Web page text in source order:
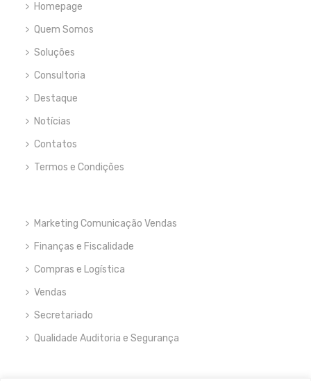
Homepage
Quem Somos
Soluções
Consultoria
Destaque
Notícias
Contatos
Termos e Condições
Marketing Comunicação Vendas
Finanças e Fiscalidade
Compras e Logística
Vendas
Secretariado
Qualidade Auditoria e Segurança